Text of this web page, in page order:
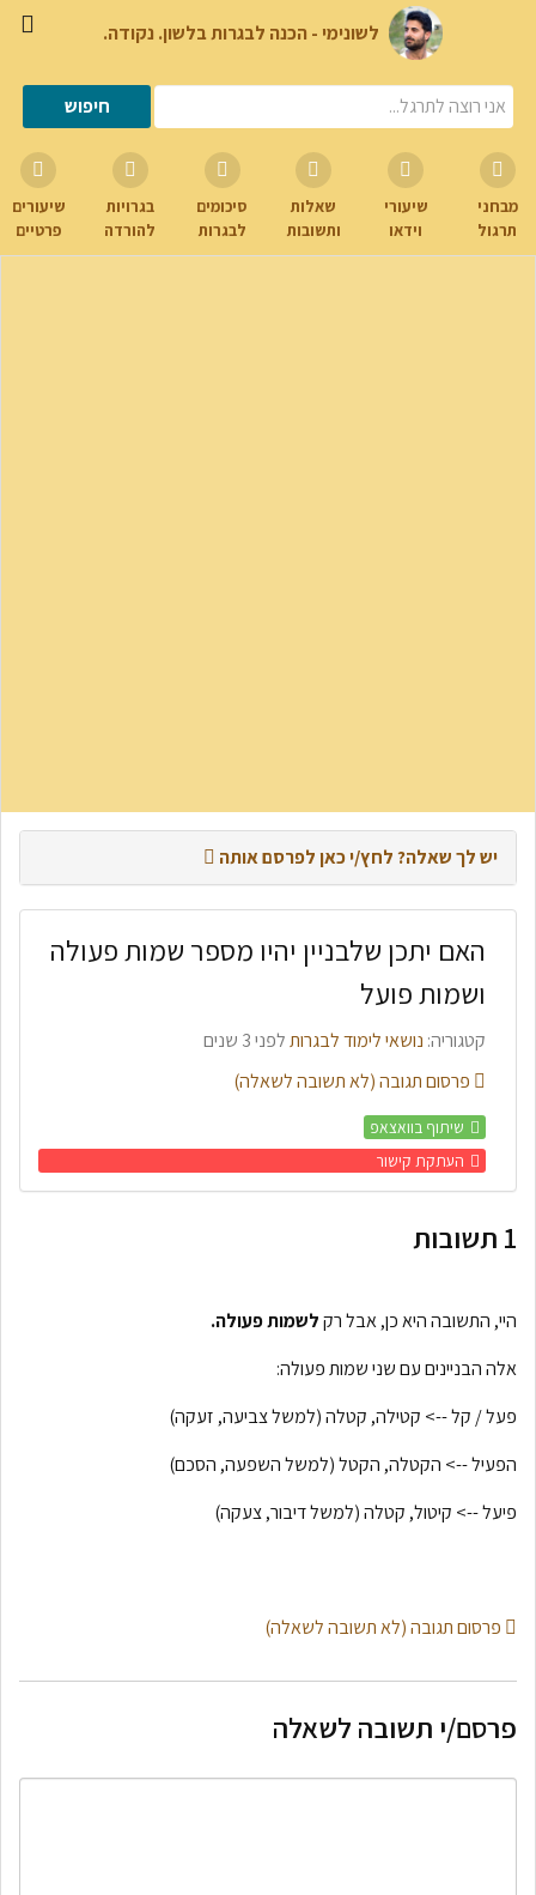
לשונימי - הכנה לבגרות בלשון. נקודה.
מבחני
תרגול
שיעורי
וידאו
שאלות
ותשובות
סיכומים
לבגרות
בגרויות
להורדה
שיעורים
פרטיים
יש לך שאלה? לחץ/י כאן לפרסם אותה
האם יתכן שלבניין יהיו מספר שמות פעולה
ושמות פועל
קטגוריה: נושאי לימוד לבגרותלפני 3 שנים
פרסום תגובה (לא תשובה לשאלה)
שיתוף בוואצאפ
העתקת קישור
1 תשובות
היי, התשובה היא כן, אבל רקלשמות פעולה.
אלה הבניינים עם שני שמות פעולה:
פעל / קל --> קטילה, קטלה (למשל צביעה, זעקה)
הפעיל --> הקטלה, הקטל (למשל השפעה, הסכם)
פיעל --> קיטול, קטלה (למשל דיבור, צעקה)
פרסום תגובה (לא תשובה לשאלה)
פרסם/י תשובה לשאלה